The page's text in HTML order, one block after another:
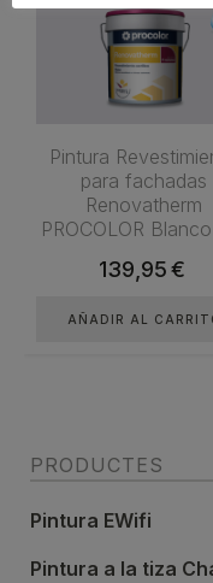
Pintura
para fachadas
Renovatherm
PROCOLOR
139,95€
AÑADIR AL
PRODUCTES
Pintura EWifi
Pintura a la tiza